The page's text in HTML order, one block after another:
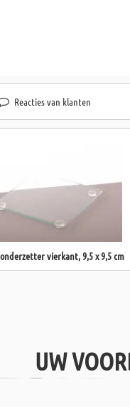
Reacties van klanten
vierkant, 9,5 x 9,5 cm
UW